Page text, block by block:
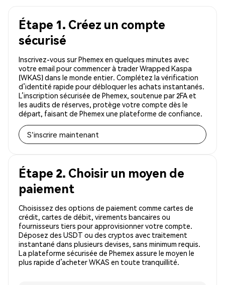
Étape 1. Créez un compte
sécurisé
Inscrivez-vous sur Phemex en quelques minutes avec
votre email pour commencer à trader Wrapped Kaspa
(WKAS) dans le monde entier. Complétez la vérification
d’identité rapide pour débloquer les achats instantanés.
L’inscription sécurisée de Phemex, soutenue par 2FA et
les audits de réserves, protège votre compte dès le
départ, faisant de Phemex une plateforme de confiance.
S'inscrire maintenant
Étape 2. Choisir un moyen de
paiement
Choisissez des options de paiement comme cartes de
crédit, cartes de débit, virements bancaires ou
fournisseurs tiers pour approvisionner votre compte.
Déposez des USDT ou des cryptos avec traitement
instantané dans plusieurs devises, sans minimum requis.
La plateforme sécurisée de Phemex assure le moyen le
plus rapide d’acheter WKAS en toute tranquillité.